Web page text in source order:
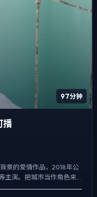
97分钟
播
景的爱情作品，2018年公
主演。把城市当作角色来
宾...